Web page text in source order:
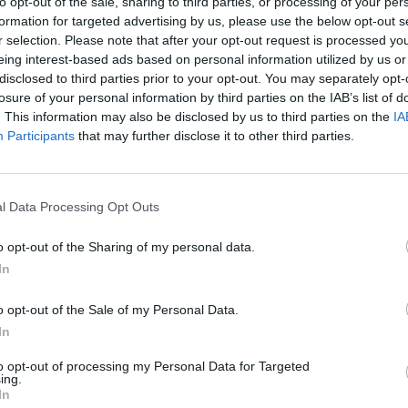
for targeted advertising by us, please use the below opt-out
selection. Please note that after your opt-out request is processed
interest-based ads based on personal information utilized by us
to third parties prior to your opt-out. You may separately
of your personal information by third parties on the IAB’s list of
This information may also be disclosed by us to third parties on the
Participants that may further disclose it to other third parties.
Data Processing Opt Outs
opt-out of the Sharing of my personal data.
opt-out of the Sale of my Personal Data.
opt-out of processing my Personal Data for Targeted
θερμοκρασίες που επικρατούν στη χώρα μας
σε κίνδυνο τη γονιμότητά τους....
πέους: Τι σχέση έχει το μεταβολικό
26 Μαΐου 2023
πέους, μια καλοήθη πάθηση που τείνει να
Τα επαγγέλματα με τους
άνδρες
που επικρατούν εν ώρα εργασίας και η φύση της
σύστημα με αποτέλεσμα ίσως να...